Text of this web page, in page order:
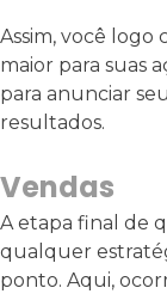
Assim, você
maior para suas
para anunciar
resultados.
Vendas
A etapa final de
qualquer
ponto. Aqui,